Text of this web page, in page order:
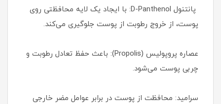
پانتنول D-Panthenol: با ایجاد یک لایه محافظتی روی
پوست، از خروج رطوبت از پوست جلوگیری می‌کند.
عصاره پروپولیس (Propolis): باعث حفظ تعادل رطوبت و
چربی پوست می‌شود.
سرامید: محافظت از پوست در برابر عوامل مضر خارجی